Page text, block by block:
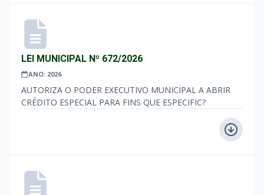
LEI MUNICIPAL Nº 672/2026
ANO: 2026
AUTORIZA O PODER EXECUTIVO MUNICIPAL A ABRIR
CRÉDITO ESPECIAL PARA FINS QUE ESPECIFIC?